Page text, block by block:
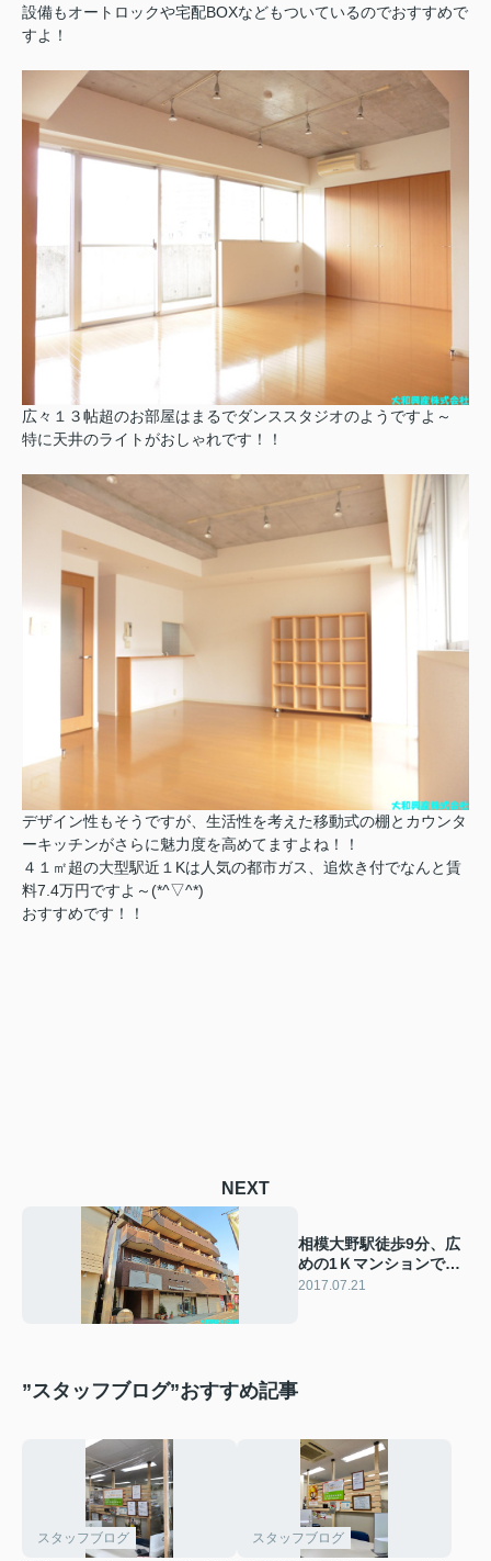
設備もオートロックや宅配BOXなどもついているのでおすすめで
すよ！
広々１３帖超のお部屋はまるでダンススタジオのようですよ～
特に天井のライトがおしゃれです！！
デザイン性もそうですが、生活性を考えた移動式の棚とカウンタ
ーキッチンがさらに魅力度を高めてますよね！！
４１㎡超の大型駅近１Kは人気の都市ガス、追炊き付でなんと賃
料7.4万円ですよ～(*^▽^*)
おすすめです！！
NEXT
相模大野駅徒歩9分、広
めの1Ｋマンションで
す！
2017.07.21
”スタッフブログ”おすすめ記事
スタッフブログ スタッフブログ